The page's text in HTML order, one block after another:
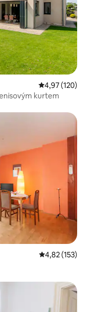
Průměrné
4,97 (120)
kurtem
Průměrné
4,82 (153)